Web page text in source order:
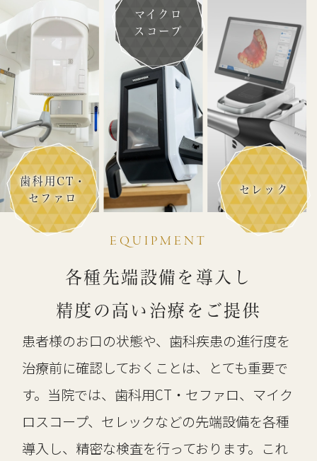
歯科用CT・
セファロ
マイクロ
スコープ
セレック
EQUIPMENT
各種先端設備を導入し
精度の高い治療をご提供
患者様のお口の状態や、歯科疾患の進行度を
治療前に確認しておくことは、とても重要で
す。当院では、歯科用CT・セファロ、マイク
ロスコープ、セレックなどの先端設備を各種
導入し、精密な検査を行っております。これ